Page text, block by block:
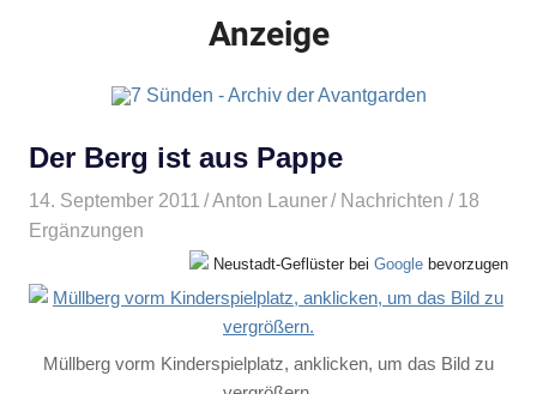
Anzeige
Der Berg ist aus Pappe
14. September 2011 Anton Launer Nachrichten / 18
Ergänzungen
Neustadt-Geflüster bei Google bevorzugen
Müllberg vorm Kinderspielplatz, anklicken, um das Bild zu